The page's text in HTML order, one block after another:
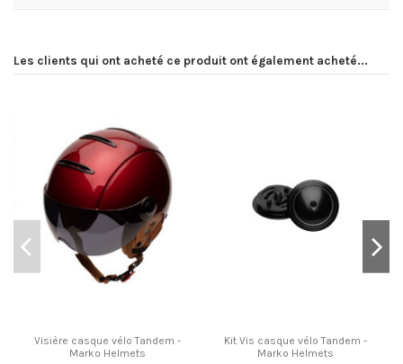
Les clients qui ont acheté ce produit ont également acheté...
Visière casque vélo Tandem -
Marko Helmets
Kit Vis casque vélo Tandem -
Marko Helmets